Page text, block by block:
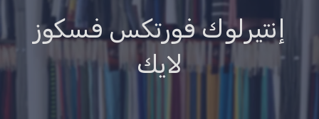
إنتيرلوك فورتكس فسكوز
لايك